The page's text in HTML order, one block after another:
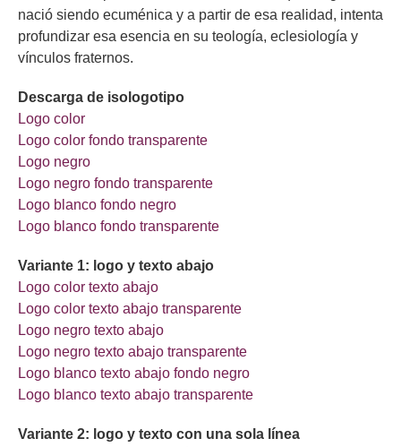
nació siendo ecuménica y a partir de esa realidad, intenta
profundizar esa esencia en su teología, eclesiología y
vínculos fraternos.
Descarga de isologotipo
Logo color
Logo color fondo transparente
Logo negro
Logo negro fondo transparente
Logo blanco fondo negro
Logo blanco fondo transparente
Variante 1: logo y texto abajo
Logo color texto abajo
Logo color texto abajo transparente
Logo negro texto abajo
Logo negro texto abajo transparente
Logo blanco texto abajo fondo negro
Logo blanco texto abajo transparente
Variante 2: logo y texto con una sola línea